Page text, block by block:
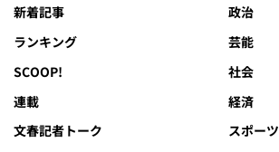
新着記事
ランキング
SCOOP!
連載
文春記者トーク
政治
芸能
社会
経済
スポーツ